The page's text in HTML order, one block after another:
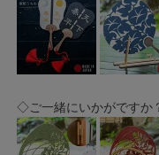
◇ご一緒にいかがですか